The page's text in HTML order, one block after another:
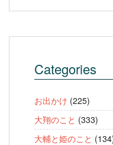
Categories
お出かけ (225)
大翔のこと (333)
大輔と姫のこと